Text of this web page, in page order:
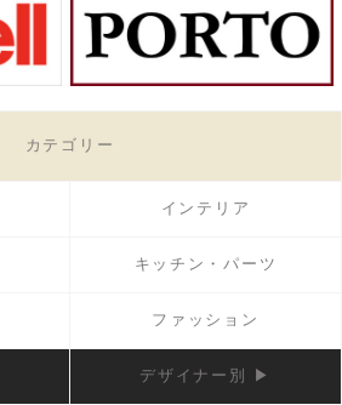
カテゴリー
インテリア
キッチン・パーツ
ファッション
デザイナー別 ▶